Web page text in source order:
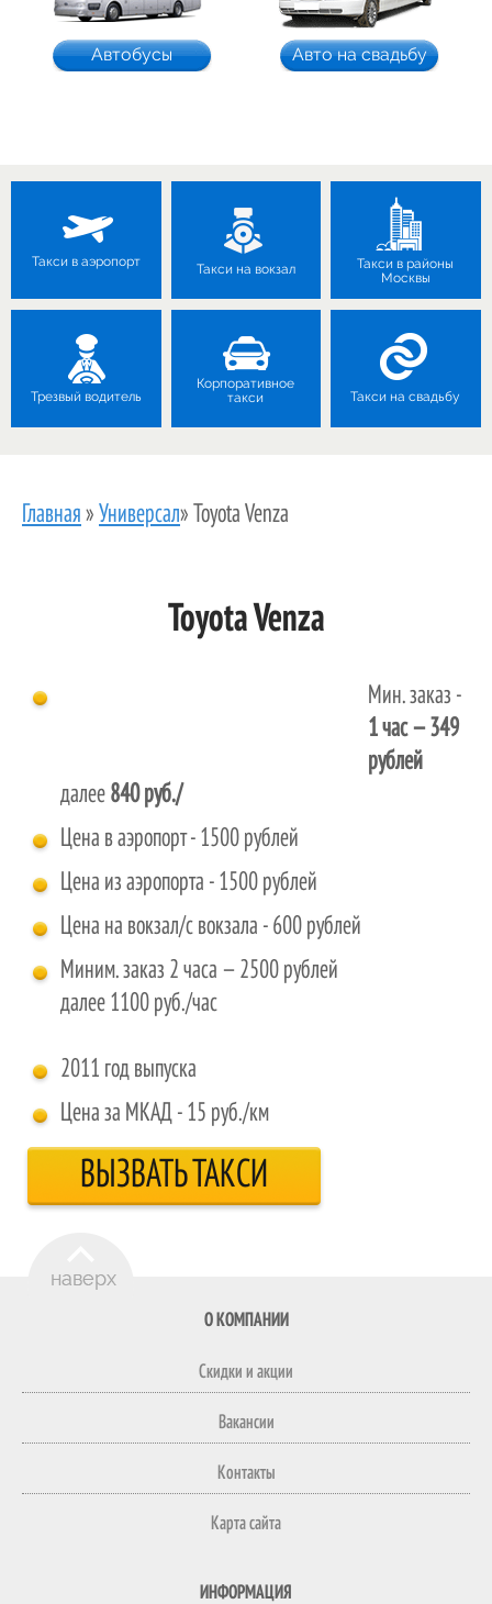
Автобусы Авто на свадьбу
Такси в аэропорт
Такси на вокзал
Такси в районы
Москвы
Трезвый водитель
Корпоративное
такси
Такси на свадьбу
Главная » Универсал» Toyota Venza
Toyota Venza
Мин. заказ -
1 час— 349
рублей
далее 840 руб./
Цена в аэропорт - 1500 рублей
Цена из аэропорта - 1500 рублей
Цена на вокзал/с вокзала - 600 рублей
Миним. заказ 2 часа — 2500 рублей
далее 1100 руб./час
2011 год выпуска
Цена за МКАД - 15 руб./км
ВЫЗВАТЬ ТАКСИ
О КОМПАНИИ
Скидки и акции
Вакансии
Контакты
Карта сайта
ИНФОРМАЦИЯ